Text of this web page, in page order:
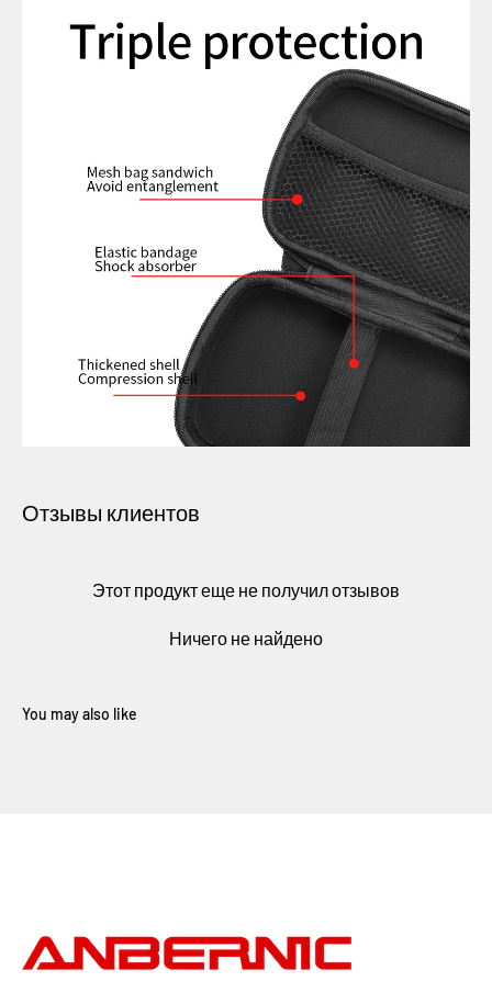
Отзывы клиентов
Этот продукт еще не получил отзывов
Ничего не найдено